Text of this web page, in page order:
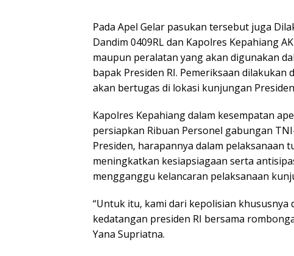
Pada Apel Gelar pasukan tersebut juga
Dandim 0409RL dan Kapolres Kepahiang
maupun peralatan yang akan digunakan
bapak Presiden RI. Pemeriksaan
akan bertugas di lokasi kunjungan
Kapolres Kepahiang dalam kesempatan
persiapkan Ribuan Personel gabungan
Presiden, harapannya dalam pelaksanaan
meningkatkan kesiapsiagaan serta
mengganggu kelancaran pelaksanaan
“Untuk itu, kami dari kepolisian khususnya
kedatangan presiden RI bersama
Yana Supriatna.